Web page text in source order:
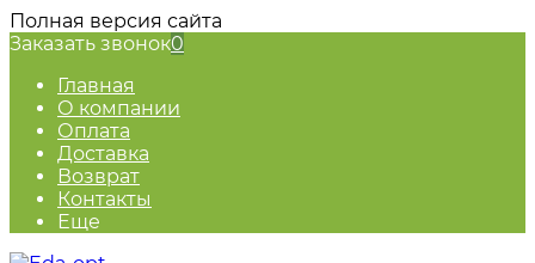
Полная версия сайта
Заказать звонок0
Главная
О компании
Оплата
Доставка
Возврат
Контакты
Еще